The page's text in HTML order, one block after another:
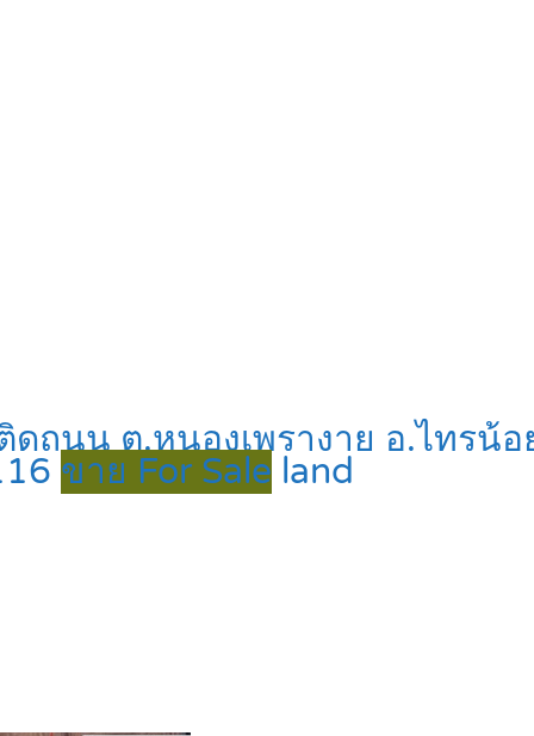
ถนน ต.หนองเพรางาย อ.ไทรน้
ขาย For Sale land